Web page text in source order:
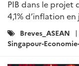
PIB dans le projet
4,1% d’inflation
Catégories
:
Breves_ASEAN
Singapour-